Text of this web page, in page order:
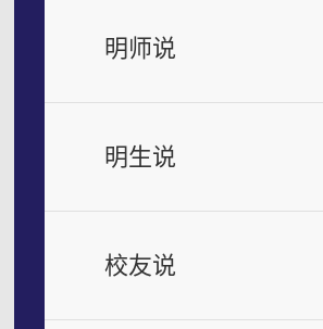
明师说
明生说
校友说